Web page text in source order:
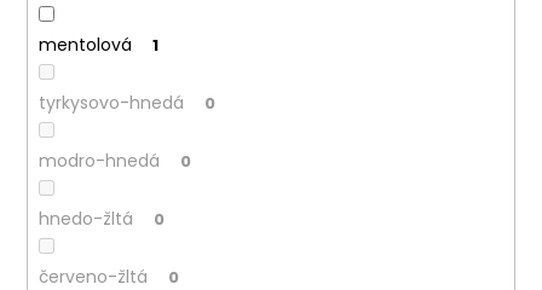
mentolová 1
tyrkysovo-hnedá 0
modro-hnedá 0
hnedo-žltá 0
červeno-žltá 0